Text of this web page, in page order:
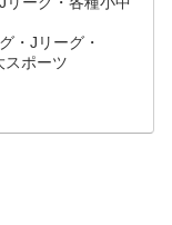
・Jリーグ・
スポーツ